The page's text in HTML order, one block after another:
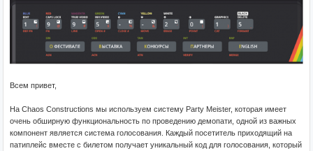
Всем привет,
На Chaos Constructions мы используем систему Party Meister, которая имеет
очень обширную функциональность по проведению демопати, одной из важных
компонент является система голосования. Каждый посетитель приходящий на
патиплейс вместе с билетом получает уникальный код для голосования, который